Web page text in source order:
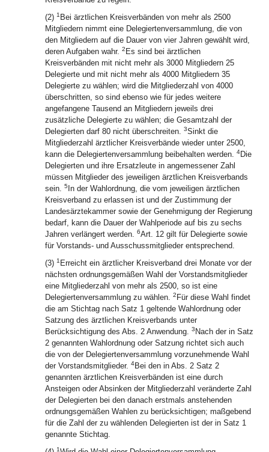
(2) 1 Bei ärztlichen Kreisverbänden von mehr als 2500
Mitgliedern nimmt eine Delegiertenversammlung, die von
den Mitgliedern auf die Dauer von vier Jahren gewählt wird,
deren Aufgaben wahr. 2 Es sind bei ärztlichen
Kreisverbänden mit nicht mehr als 3000 Mitgliedern 25
Delegierte und mit nicht mehr als 4000 Mitgliedern 35
Delegierte zu wählen; wird die Mitgliederzahl von 4000
überschritten, so sind ebenso wie für jedes weitere
angefangene Tausend an Mitgliedern jeweils drei
zusätzliche Delegierte zu wählen; die Gesamtzahl der
Delegierten darf 80 nicht überschreiten. 3Sinkt die
Mitgliederzahl ärztlicher Kreisverbände wieder unter 2500,
kann die Delegiertenversammlung beibehalten werden. 4Die
Delegierten und ihre Ersatzleute in angemessener Zahl
müssen Mitglieder des jeweiligen ärztlichen Kreisverbands
sein. 5 In der Wahlordnung, die vom jeweiligen ärztlichen
Kreisverband zu erlassen ist und der Zustimmung der
Landesärztekammer sowie der Genehmigung der Regierung
bedarf, kann die Dauer der Wahlperiode auf bis zu sechs
Jahren verlängert werden. 6Art. 12 gilt für Delegierte sowie
für Vorstands- und Ausschussmitglieder entsprechend.
(3) 1 Erreicht ein ärztlicher Kreisverband drei Monate vor der
nächsten ordnungsgemäßen Wahl der Vorstandsmitglieder
eine Mitgliederzahl von mehr als 2500, so ist eine
Delegiertenversammlung zu wählen. 2 Für diese Wahl findet
die am Stichtag nach Satz 1 geltende Wahlordnung oder
Satzung des ärztlichen Kreisverbands unter
Berücksichtigung des Abs. 2 Anwendung. 3 Nach der in Satz
2 genannten Wahlordnung oder Satzung richtet sich auch
die von der Delegiertenversammlung vorzunehmende Wahl
der Vorstandsmitglieder. 4Bei den in Abs. 2 Satz 2
genannten ärztlichen Kreisverbänden ist eine durch
Ansteigen oder Absinken der Mitgliederzahl veränderte Zahl
der Delegierten bei den danach erstmals anstehenden
ordnungsgemäßen Wahlen zu berücksichtigen; maßgebend
für die Zahl der zu wählenden Delegierten ist der in Satz 1
genannte Stichtag.
1